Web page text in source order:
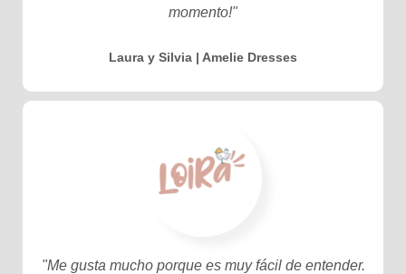
momento!"
Laura y Silvia | Amelie Dresses
"Me gusta mucho porque es muy fácil de entender.